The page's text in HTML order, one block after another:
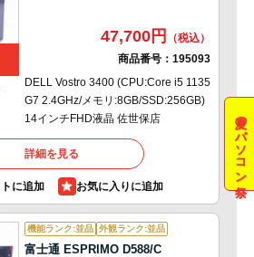
47,700円
商品番号： 195093
DELL Vostro 3400 (CPU:Core i5 1135
G7 2.4GHz/メモリ:8GB/SSD:256GB)
14インチFHD液晶 佐世保店
詳細を見る
に追加
機能ランク:並品 外観ランク:並品
富士通 ESPRIMO D588/C
夏のパソコン祭